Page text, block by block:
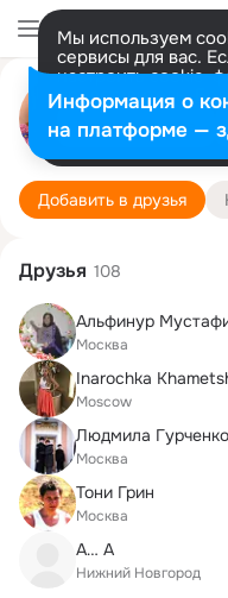
Мы используем
сервисы для вас.
настроить cookie-
представитель.
Разрешить все
Lili ....
Москва
Добавить в друзья
Друзья 108
Альфинур
Москва
Inarochka
Moscow
Людмила
Москва
Тони Грин
Москва
А… А
Нижний Новгород
Информация о
на платформе —